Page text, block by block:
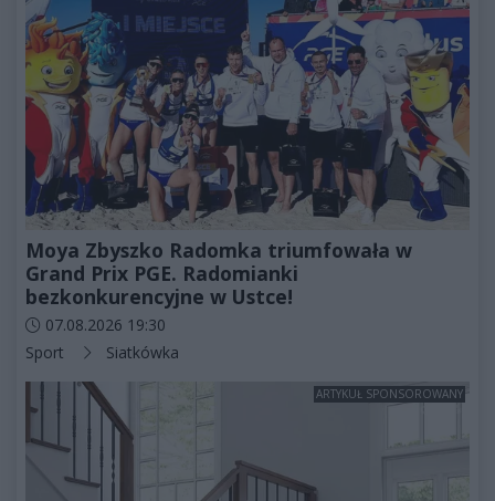
Moya Zbyszko Radomka triumfowała w
Grand Prix PGE. Radomianki
bezkonkurencyjne w Ustce!
Data dodania artykułu:
07.08.2026 19:30
Kategorie artykułu:
Sport Siatkówka
ARTYKUŁ SPONSOROWANY